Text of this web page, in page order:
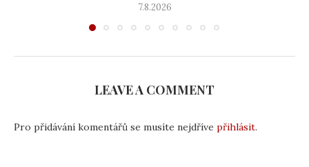
7.8.2026
LEAVE A COMMENT
Pro přidávání komentářů se musíte nejdříve přihlásit.